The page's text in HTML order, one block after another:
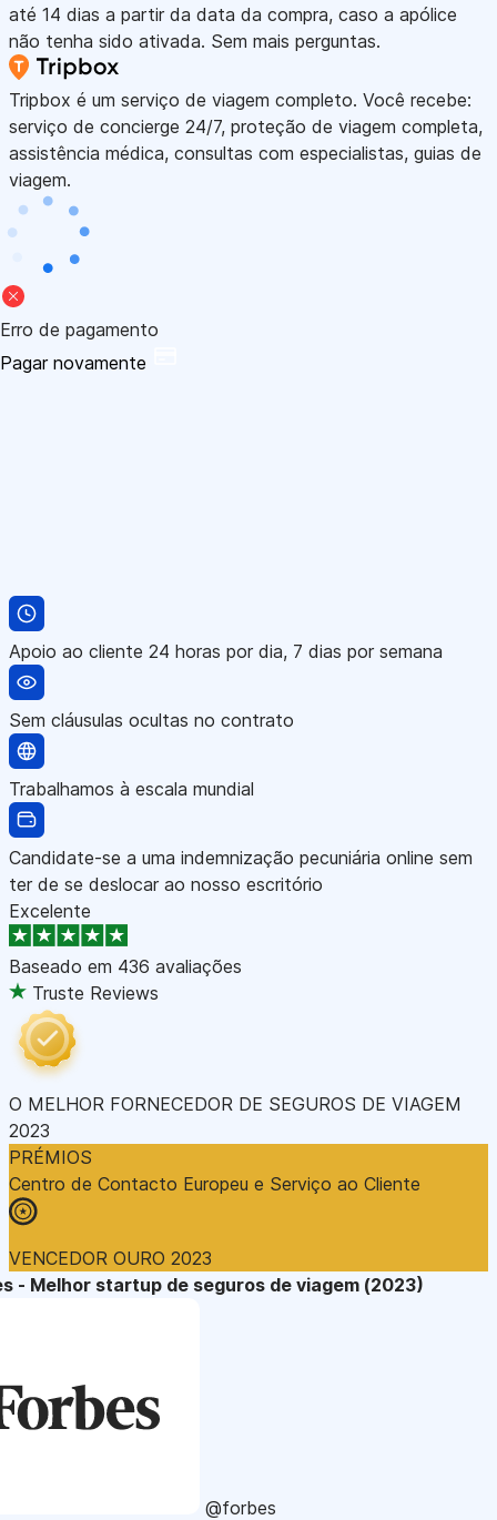
até 14 dias a partir da data da compra, caso a apólice
não tenha sido ativada. Sem mais perguntas.
Tripbox é um serviço de viagem completo. Você recebe:
serviço de concierge 24/7, proteção de viagem completa,
assistência médica, consultas com especialistas, guias de
viagem.
Erro de pagamento
Pagar novamente
Apoio ao cliente 24 horas por dia, 7 dias por semana
Sem cláusulas ocultas no contrato
Trabalhamos à escala mundial
Candidate-se a uma indemnização pecuniária online sem
ter de se deslocar ao nosso escritório
Excelente
Baseado em 436 avaliações
Truste Reviews
O MELHOR FORNECEDOR DE SEGUROS DE VIAGEM
2023
PRÉMIOS
Centro de Contacto Europeu e Serviço ao Cliente
VENCEDOR OURO 2023
- Melhor startup de seguros de viagem (2023)
@forbes